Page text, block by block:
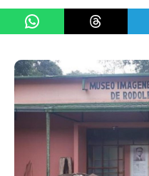
Share on WhatsApp
Share on